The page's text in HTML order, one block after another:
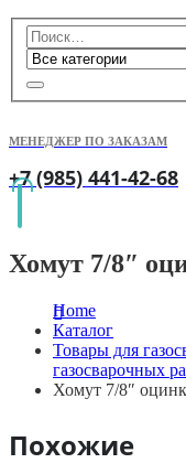
МЕНЕДЖЕР ПО ЗАКАЗАМ
+7 (985) 441-42-68
Хомут 7/8″
Home
Каталог
Товары для
газосварочных
Хомут 7/8″
Похожие